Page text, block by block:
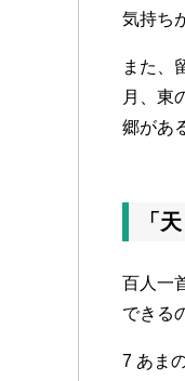
気持ち
また、
月、東
郷があ
「
百人一
できる
7 あま